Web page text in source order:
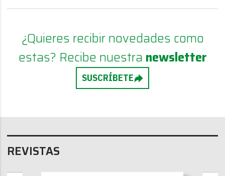
¿Quieres recibir novedades como
estas? Recibe nuestra newsletter
SUSCRÍBETE
REVISTAS